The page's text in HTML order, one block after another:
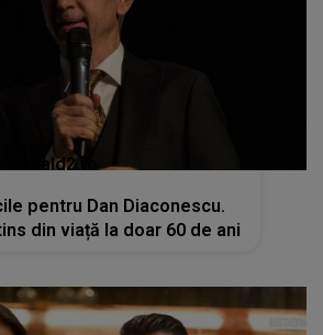
kanald2.ro
pentru Dan Diaconescu.
din viață la doar 60 de ani